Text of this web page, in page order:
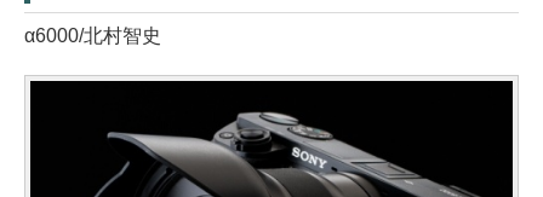
α6000/北村智史